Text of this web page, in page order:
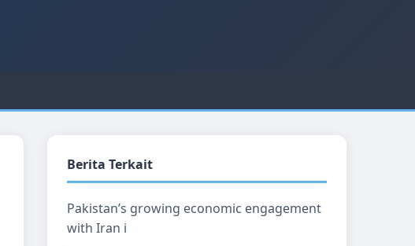
Berita Terkait
Pakistan’s growing economic engagement
with Iran i